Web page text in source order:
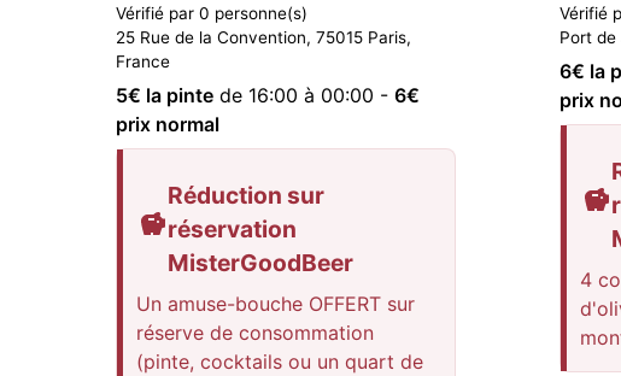
Vérifié par 0 personne(s)
25 Rue de la Convention, 75015 Paris,
France
5€ la pinte de 16:00 à 00:00 - 6€
prix normal
Réduction sur
réservation
MisterGoodBeer
Un amuse-bouche OFFERT sur
réserve de consommation
(pinte, cocktails ou un quart de
Vérifié
Port de
6€ la
prix
4